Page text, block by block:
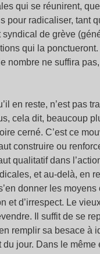
qui se réunirent,
pour radicaliser, tant
syndical de grève
qui la ponctueront.
nombre ne suffira
en reste, n’est pas
cela dit, beaucoup
cerné. C’est ce
construire ou
qualitatif dans
et au-delà, en
donner les moyens
et d’irrespect. Le
Il suffit de se
remplir sa besace à
du jour. Dans le même